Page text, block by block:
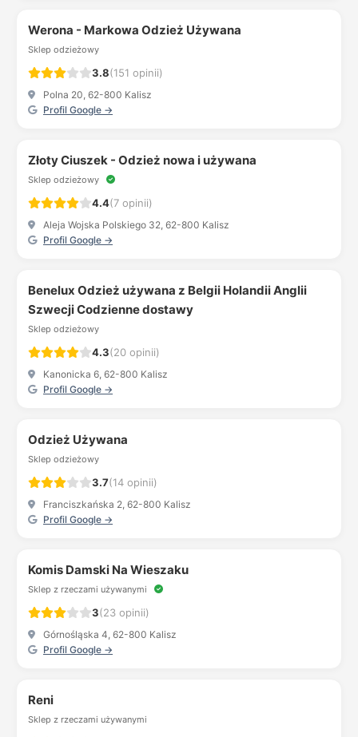
Werona - Markowa Odzież Używana
Sklep odzieżowy
3.8(151 opinii)
Polna 20, 62-800 Kalisz
Profil Google →
Złoty Ciuszek - Odzież nowa i używana
Sklep odzieżowy
4.4(7 opinii)
Aleja Wojska Polskiego 32, 62-800 Kalisz
Profil Google →
Benelux Odzież używana z Belgii Holandii Anglii
Szwecji Codzienne dostawy
Sklep odzieżowy
4.3(20 opinii)
Kanonicka 6, 62-800 Kalisz
Profil Google →
Odzież Używana
Sklep odzieżowy
3.7(14 opinii)
Franciszkańska 2, 62-800 Kalisz
Profil Google →
Komis Damski Na Wieszaku
Sklep z rzeczami używanymi
3(23 opinii)
Górnośląska 4, 62-800 Kalisz
Profil Google →
Reni
Sklep z rzeczami używanymi